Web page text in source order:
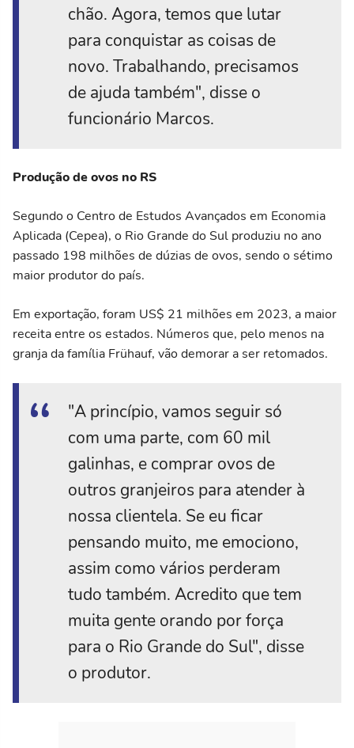
chão. Agora, temos que lutar
para conquistar as coisas de
novo. Trabalhando, precisamos
de ajuda também", disse o
funcionário Marcos.
Produção de ovos no RS
Segundo o Centro de Estudos Avançados em Economia
Aplicada (Cepea), o Rio Grande do Sul produziu no ano
passado 198 milhões de dúzias de ovos, sendo o sétimo
maior produtor do país.
Em exportação, foram US$ 21 milhões em 2023, a maior
receita entre os estados. Números que, pelo menos na
granja da família Frühauf, vão demorar a ser retomados.
"A princípio, vamos seguir só
com uma parte, com 60 mil
galinhas, e comprar ovos de
outros granjeiros para atender à
nossa clientela. Se eu ficar
pensando muito, me emociono,
assim como vários perderam
tudo também. Acredito que tem
muita gente orando por força
para o Rio Grande do Sul", disse
o produtor.